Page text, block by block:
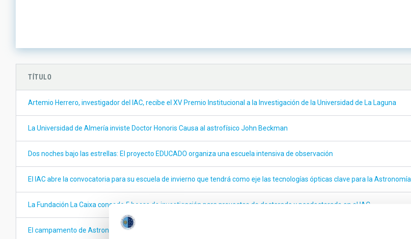
MIN
TÍTULO
Artemio Herrero, investigador del IAC, recibe el XV Premio Institucional a la Investigación de la Universidad de La Laguna
La Universidad de Almería inviste Doctor Honoris Causa al astrofísico John Beckman
Dos noches bajo las estrellas: El proyecto EDUCADO organiza una escuela intensiva de observación
El IAC abre la convocatoria para su escuela de invierno que tendrá como eje las tecnologías ópticas clave para la Astronomía
La Fundación La Caixa concede 5 becas de investigación para proyectos de doctorado y posdoctorado en el IAC
El campamento de Astronomía del MIT vuelve al Observatorio del Teide